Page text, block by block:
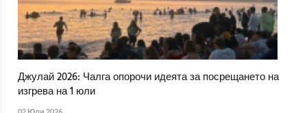
Джулай 2026: Чалга опорочи идеята за посрещането на
изгрева на 1 юли
02 Юли 2026